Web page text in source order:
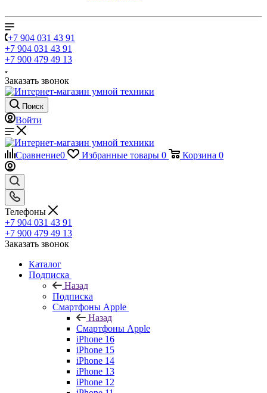
+7 904 031 43 91
+7 904 031 43 91
+7 900 479 49 13
Заказать звонок
Поиск
Войти
Сравнение0 Избранные товары 0 Корзина 0
Телефоны
+7 904 031 43 91
+7 900 479 49 13
Заказать звонок
Каталог
Подписка
Назад
Подписка
Смартфоны Apple
Назад
Смартфоны Apple
iPhone 16
iPhone 15
iPhone 14
iPhone 13
iPhone 12